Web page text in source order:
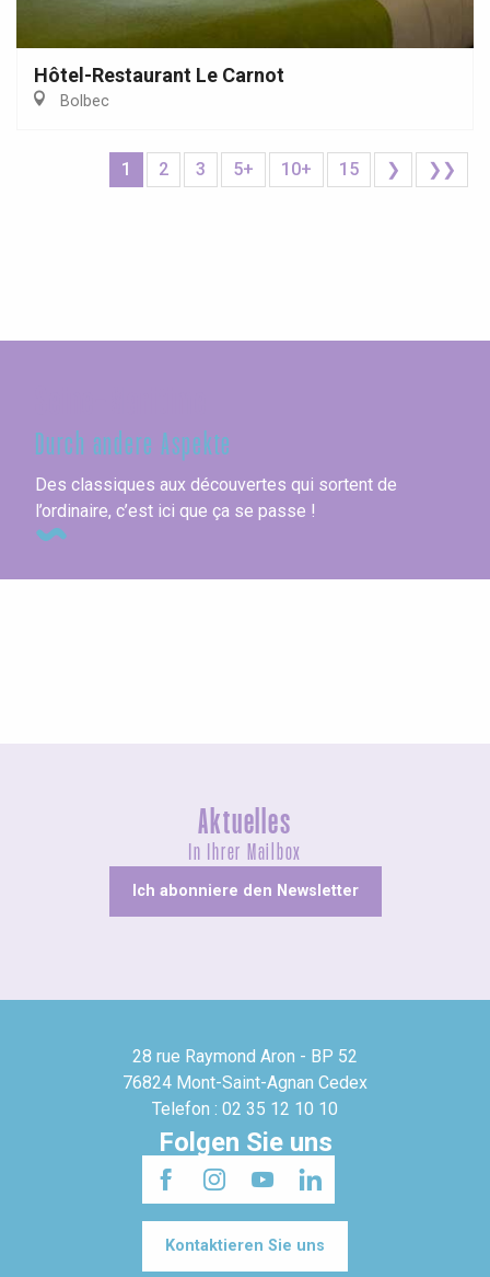
Hôtel-Restaurant Le Carnot
Bolbec
1 2 3 5+ 10+ 15 ❯ ❯❯
Durch andere Aspekte
Des classiques aux découvertes qui sortent de
l’ordinaire, c’est ici que ça se passe !
Aktuelles
In Ihrer Mailbox
Ich abonniere den Newsletter
28 rue Raymond Aron - BP 52
76824 Mont-Saint-Agnan Cedex
Telefon : 02 35 12 10 10
Folgen Sie uns
Kontaktieren Sie uns